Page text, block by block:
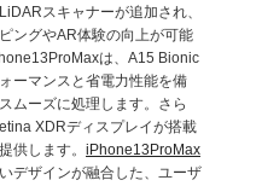
スキャナーが追加され、
ングやAR体験の向上が可能
は、A15 Bionic
ーマンスと省電力性能を備
ムーズに処理します。さら
XDRディスプレイが搭載
供します。 iPhone13ProMax
デザインが融合した、ユーザ